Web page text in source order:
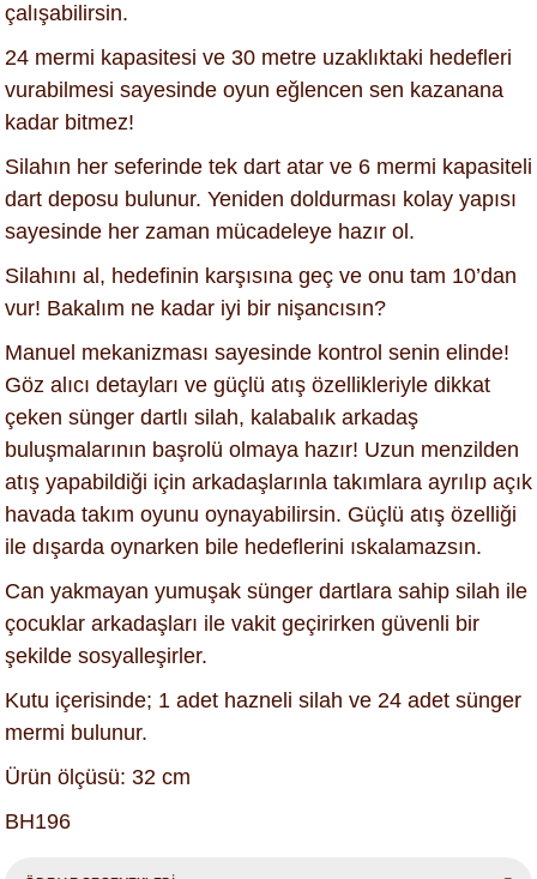
çalışabilirsin.
24 mermi kapasitesi ve 30 metre uzaklıktaki hedefleri
vurabilmesi sayesinde oyun eğlencen sen kazanana
kadar bitmez!
Silahın her seferinde tek dart atar ve 6 mermi kapasiteli
dart deposu bulunur. Yeniden doldurması kolay yapısı
sayesinde her zaman mücadeleye hazır ol.
Silahını al, hedefinin karşısına geç ve onu tam 10’dan
vur! Bakalım ne kadar iyi bir nişancısın?
Manuel mekanizması sayesinde kontrol senin elinde!
Göz alıcı detayları ve güçlü atış özellikleriyle dikkat
çeken sünger dartlı silah, kalabalık arkadaş
buluşmalarının başrolü olmaya hazır! Uzun menzilden
atış yapabildiği için arkadaşlarınla takımlara ayrılıp açık
havada takım oyunu oynayabilirsin. Güçlü atış özelliği
ile dışarda oynarken bile hedeflerini ıskalamazsın.
Can yakmayan yumuşak sünger dartlara sahip silah ile
çocuklar arkadaşları ile vakit geçirirken güvenli bir
şekilde sosyalleşirler.
Kutu içerisinde; 1 adet hazneli silah ve 24 adet sünger
mermi bulunur.
Ürün ölçüsü: 32 cm
BH196